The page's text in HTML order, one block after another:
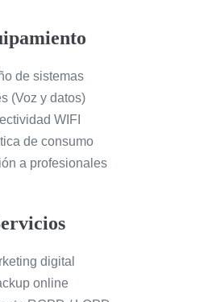
de sistemas
(Voz y datos)
WIFI
de consumo
a profesionales
digital
online